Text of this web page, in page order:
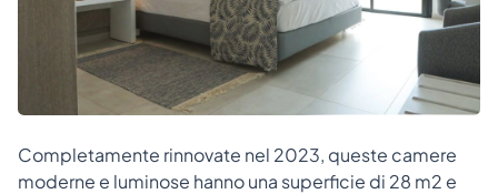
Completamente rinnovate nel 2023, queste camere
moderne e luminose hanno una superficie di 28 m2 e